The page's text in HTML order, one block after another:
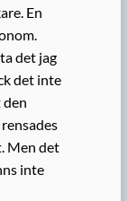
En
det jag
det inte
den
Men det
inte